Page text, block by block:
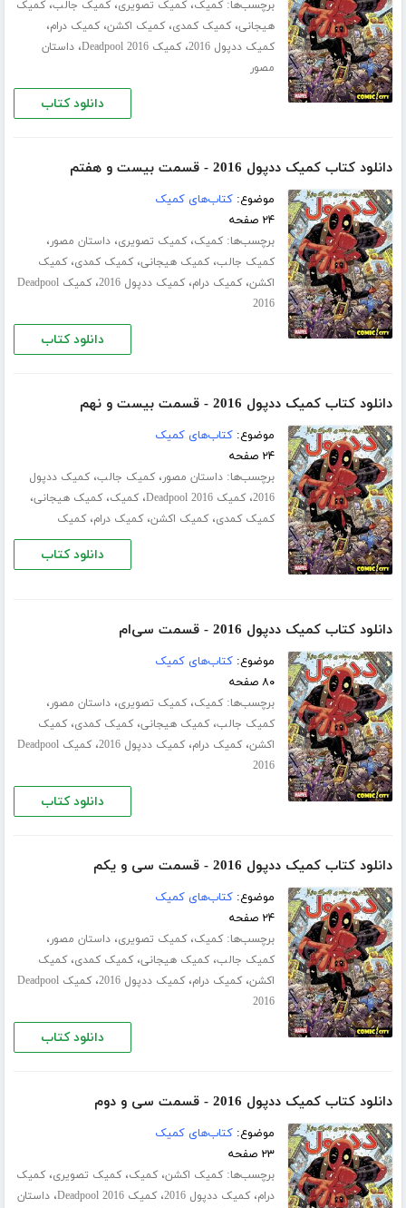
برچسب‌ها:کمیک،کمیک تصویری،کمیک جالب،کمیک
هیجانی،کمیک کمدی،کمیک اکشن،کمیک درام،
کمیک ددپول 2016 ،کمیک Deadpool 2016 ،داستان
مصور
دانلود کتاب
دانلود کتاب کمیک ددپول 2016 - قسمت بیست و هفتم
موضوع:کتاب‌های کمیک
۲۴ صفحه
برچسب‌ها:کمیک،کمیک تصویری،داستان مصور،
کمیک جالب،کمیک هیجانی،کمیک کمدی،کمیک
اکشن،کمیک درام،کمیک ددپول 2016 ،
کمیک Deadpool
2016
دانلود کتاب
دانلود کتاب کمیک ددپول 2016 - قسمت بیست و نهم
موضوع:کتاب‌های کمیک
۲۴ صفحه
برچسب‌ها:داستان مصور،کمیک جالب،کمیک ددپول
2016،کمیک Deadpool 2016 ،کمیک،کمیک هیجانی،
کمیک کمدی،کمیک اکشن،کمیک درام،کمیک
دانلود کتاب
دانلود کتاب کمیک ددپول 2016 - قسمت سی‌ام
موضوع:کتاب‌های کمیک
۸۰ صفحه
برچسب‌ها:کمیک،کمیک تصویری،داستان مصور،
کمیک جالب،کمیک هیجانی،کمیک کمدی،کمیک
اکشن،کمیک درام،کمیک ددپول 2016 ،
کمیک Deadpool
2016
دانلود کتاب
دانلود کتاب کمیک ددپول 2016 - قسمت سی‌ و یکم
موضوع:کتاب‌های کمیک
۲۴ صفحه
برچسب‌ها:کمیک،کمیک تصویری،داستان مصور،
کمیک جالب،کمیک هیجانی،کمیک کمدی،کمیک
اکشن،کمیک درام،کمیک ددپول 2016 ،
کمیک Deadpool
2016
دانلود کتاب
دانلود کتاب کمیک ددپول 2016 - قسمت سی‌ و دوم
موضوع:کتاب‌های کمیک
۲۳ صفحه
برچسب‌ها:کمیک اکشن،کمیک،کمیک تصویری،کمیک
درام،کمیک ددپول 2016 ،کمیک Deadpool 2016 ،داستان